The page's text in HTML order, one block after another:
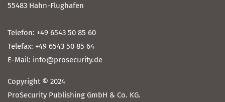
55483 Hahn-Flughafen
Telefon: +49 6543 50 85 60
Telefax: +49 6543 50 85 64
E-Mail: info@prosecurity.de
Copyright © 2024
ProSecurity Publishing GmbH & Co. KG.